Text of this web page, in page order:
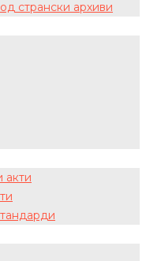
странски архиви
акти